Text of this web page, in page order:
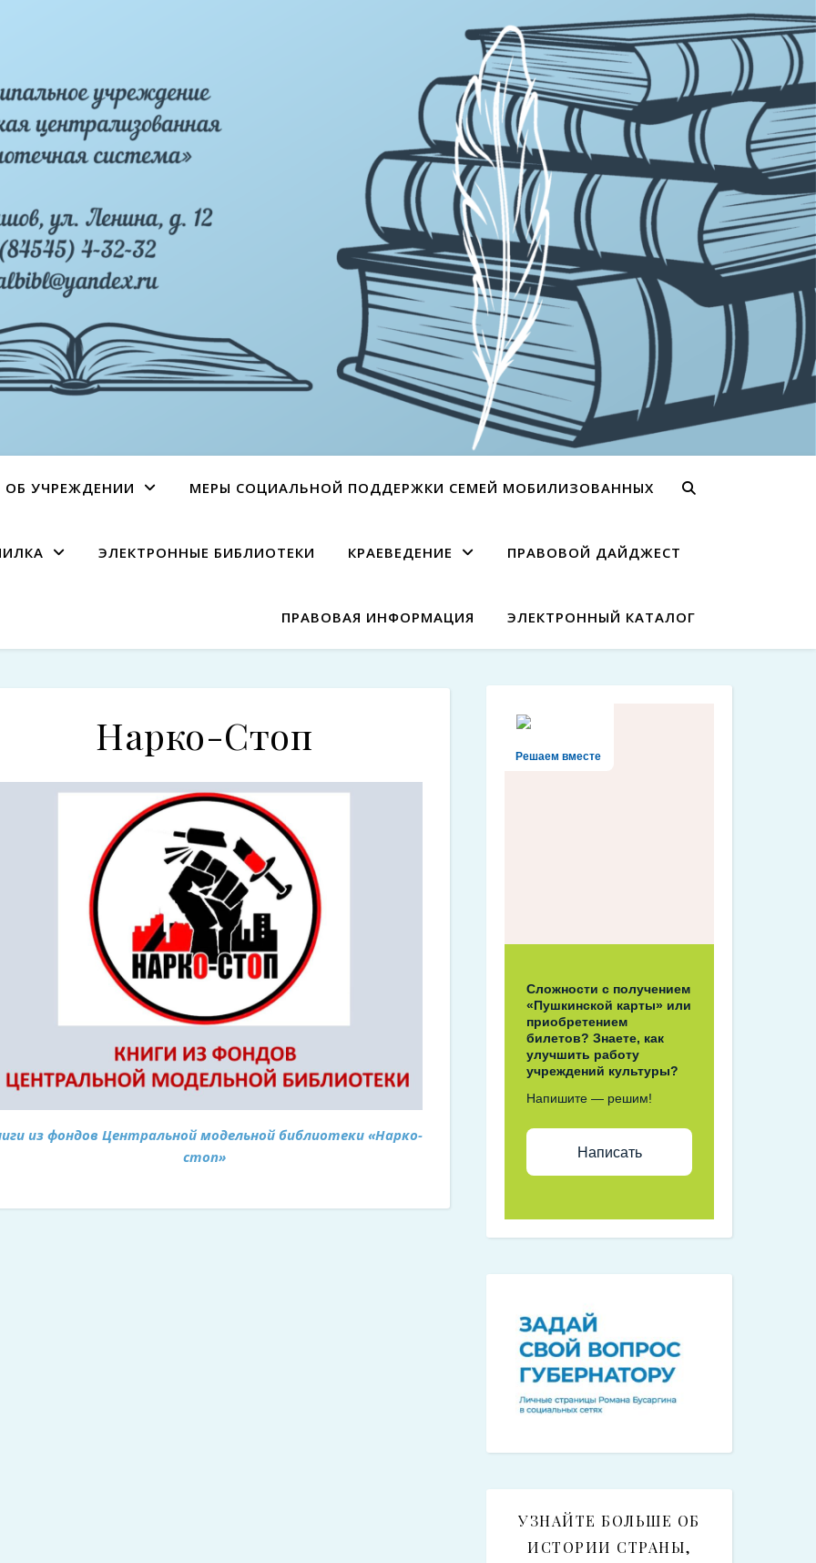
ОБ УЧРЕЖДЕНИИ МЕРЫ СОЦИАЛЬНОЙ ПОДДЕРЖКИ СЕМЕЙ МОБИЛИЗОВАННЫХ
ЭЛЕКТРОННЫЕ БИБЛИОТЕКИ КРАЕВЕДЕНИЕ ПРАВОВОЙ ДАЙДЖЕСТ
ПРАВОВАЯ ИНФОРМАЦИЯ ЭЛЕКТРОННЫЙ КАТАЛОГ
Нарко-Стоп
из фондов Центральной модельной библиотеки «Нарко-
стоп»
Решаем вместе
Сложности с получением
«Пушкинской карты» или
приобретением
билетов? Знаете, как
улучшить работу
учреждений культуры?
Напишите — решим!
Написать
УЗНАЙТЕ БОЛЬШЕ ОБ
ИСТОРИИ СТРАНЫ,